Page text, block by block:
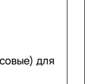
для